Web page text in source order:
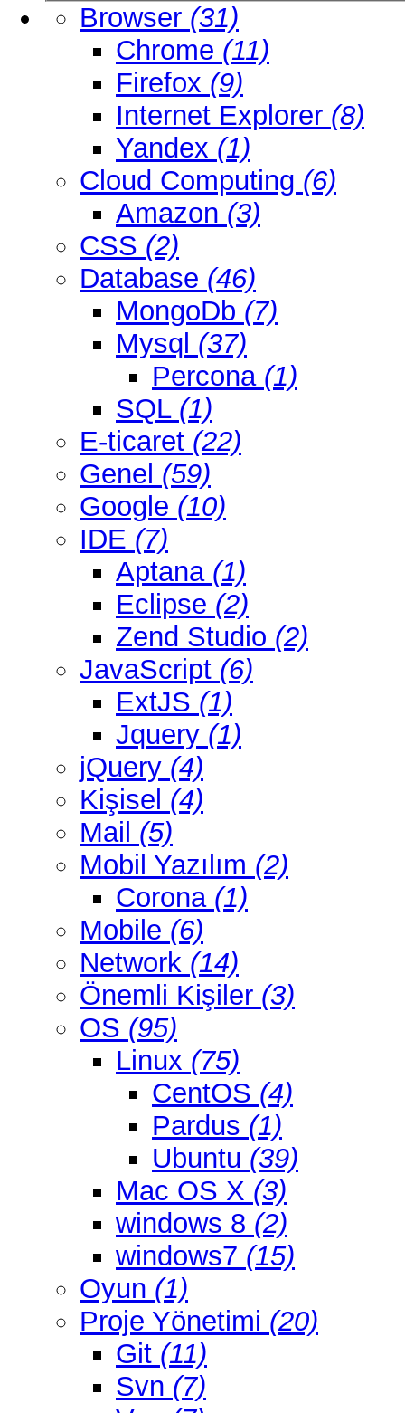
Browser (31)
Chrome (11)
Firefox (9)
Internet Explorer (8)
Yandex (1)
Cloud Computing (6)
Amazon (3)
CSS (2)
Database (46)
MongoDb (7)
Mysql (37)
Percona (1)
SQL (1)
E-ticaret (22)
Genel (59)
Google (10)
IDE (7)
Aptana (1)
Eclipse (2)
Zend Studio (2)
JavaScript (6)
ExtJS (1)
Jquery (1)
jQuery (4)
Kişisel (4)
Mail (5)
Mobil Yazılım (2)
Corona (1)
Mobile (6)
Network (14)
Önemli Kişiler (3)
OS (95)
Linux (75)
CentOS (4)
Pardus (1)
Ubuntu (39)
Mac OS X (3)
windows 8 (2)
windows7 (15)
Oyun (1)
Proje Yönetimi (20)
Git (11)
Svn (7)